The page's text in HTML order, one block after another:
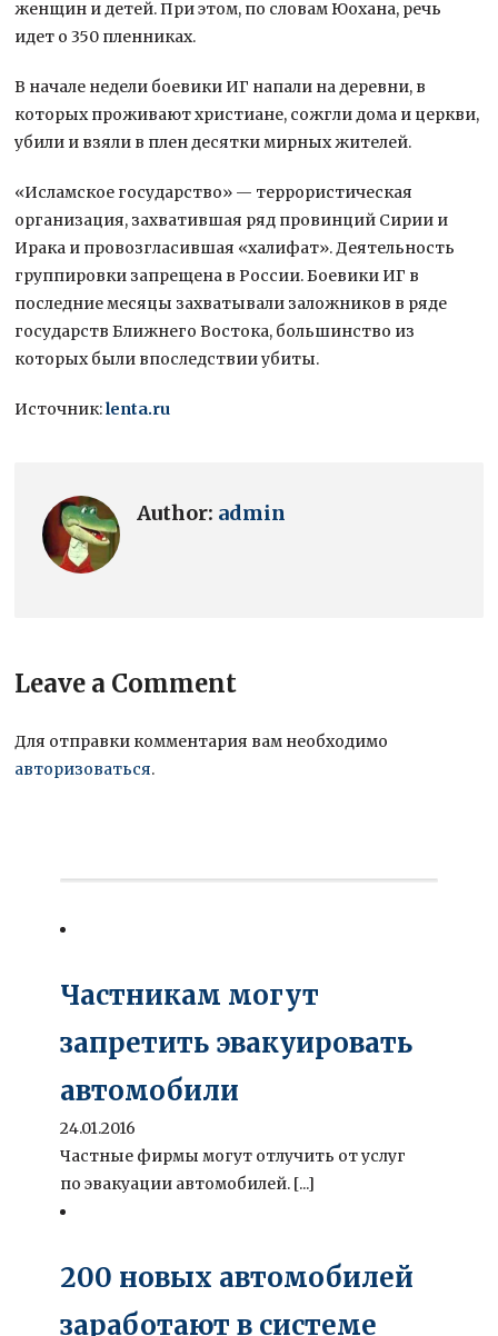
женщин и детей. При этом, по словам Юохана, речь
идет о 350 пленниках.
В начале недели боевики ИГ напали на деревни, в
которых проживают христиане, сожгли дома и церкви,
убили и взяли в плен десятки мирных жителей.
«Исламское государство» — террористическая
организация, захватившая ряд провинций Сирии и
Ирака и провозгласившая «халифат». Деятельность
группировки запрещена в России. Боевики ИГ в
последние месяцы захватывали заложников в ряде
государств Ближнего Востока, большинство из
которых были впоследствии убиты.
Источник:lenta.ru
Author: admin
Leave a Comment
Для отправки комментария вам необходимо
авторизоваться.
Частникам могут
запретить эвакуировать
автомобили
24.01.2016
Частные фирмы могут отлучить от услуг
по эвакуации автомобилей. [...]
200 новых автомобилей
заработают в системе